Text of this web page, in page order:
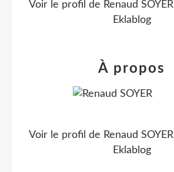
Voir le profil de Renaud SOYER
Eklablog
À propos
Voir le profil de Renaud SOYER
Eklablog